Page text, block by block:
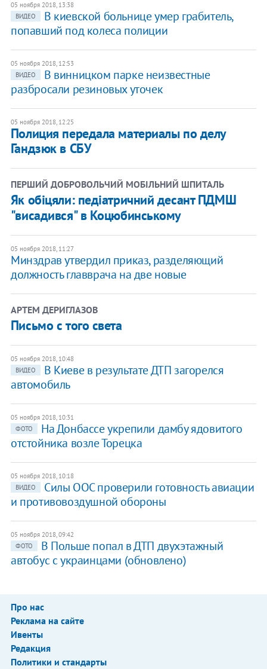
05 ноября 2018, 13:38
ВИДЕО
В киевской больнице умер грабитель,
попавший под колеса полиции
05 ноября 2018, 12:53
ВИДЕО
В винницком парке неизвестные
разбросали резиновых уточек
05 ноября 2018, 12:25
Полиция передала материалы по делу
Гандзюк в СБУ
ПЕРШИЙ ДОБРОВОЛЬЧИЙ МОБІЛЬНИЙ ШПИТАЛЬ
Як обіцяли: педіатричний десант ПДМШ
"висадився" в Коцюбинському
05 ноября 2018, 11:27
Минздрав утвердил приказ, разделяющий
должность главврача на две новые
АРТЕМ ДЕРИГЛАЗОВ
Письмо с того света
05 ноября 2018, 10:48
ВИДЕО
В Киеве в результате ДТП загорелся
автомобиль
05 ноября 2018, 10:31
ФОТО
​На Донбассе укрепили дамбу ядовитого
отстойника возле Торецка
05 ноября 2018, 10:18
ВИДЕО
Силы ООС проверили готовность авиации
и противовоздушной обороны
05 ноября 2018, 09:42
ФОТО
В Польше попал в ДТП двухэтажный
автобус с украинцами (обновлено)
Про нас
Реклама на сайте
Ивенты
Редакция
Политики и стандарты